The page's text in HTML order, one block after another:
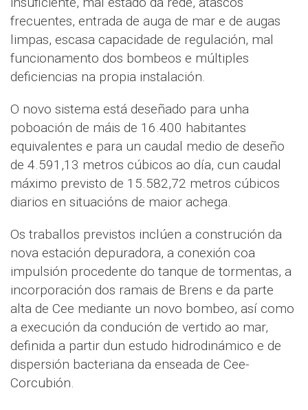
frecuentes, entrada de auga de mar e de augas
limpas, escasa capacidade de regulación, mal
funcionamento dos bombeos e múltiples
deficiencias na propia instalación.
O novo sistema está deseñado para unha
poboación de máis de 16.400 habitantes
equivalentes e para un caudal medio de deseño
de 4.591,13 metros cúbicos ao día, cun caudal
máximo previsto de 15.582,72 metros cúbicos
diarios en situacións de maior achega.
Os traballos previstos inclúen a construción da
nova estación depuradora, a conexión coa
impulsión procedente do tanque de tormentas, a
incorporación dos ramais de Brens e da parte
alta de Cee mediante un novo bombeo, así como
a execución da condución de vertido ao mar,
definida a partir dun estudo hidrodinámico e de
dispersión bacteriana da enseada de Cee-
Corcubión.